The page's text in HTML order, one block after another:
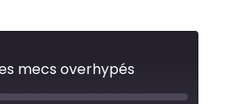
mecs overhypés